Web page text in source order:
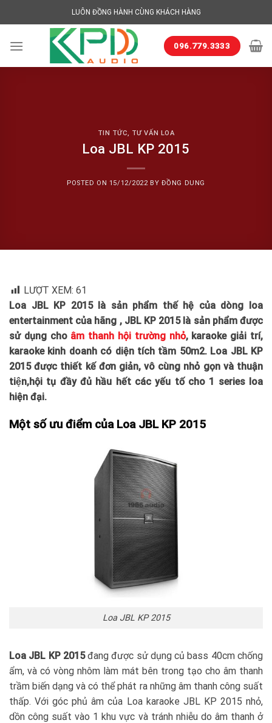
to
LUÔN ĐỒNG HÀNH CÙNG KHÁCH HÀNG
096.779.3333
TIN TỨC, TƯ VẤN LOA
Loa JBL KP 2015
POSTED ON 15/12/2022BY ĐỒNG DUNG
LƯỢT XEM: 61
Loa JBL KP 2015 là sản phẩm thế hệ của dòng loa
entertainment của hãng , JBL KP 2015 là sản phẩm được
sử dụng cho âm thanh hội trường nhỏ, karaoke giải trí,
karaoke kinh doanh có diện tích tầm 50m2. Loa JBL KP
2015 được thiết kế đơn giản, vô cùng nhỏ gọn và thuận
tiện,hội tụ đầy đủ hầu hết các yếu tố cho 1 series loa
hiện đại.
Một số ưu điểm của Loa JBL KP 2015
Loa JBL KP 2015
Loa JBL KP 2015đang được sử dụng củ bass 40cm chống
ẩm, và có vòng nhôm làm mát bên trong tạo cho âm thanh
trầm biến dạng và có thể phát ra những âm thanh công suất
thấp. Với góc phủ âm của Loa karaoke JBL KP 2015 nhỏ,
dồn công suất vào 1 khu vực và tránh nhiễu do âm thanh ở